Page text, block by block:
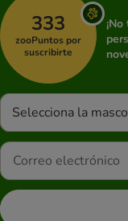
333
zooPuntos por
suscribirte
Selecciona la